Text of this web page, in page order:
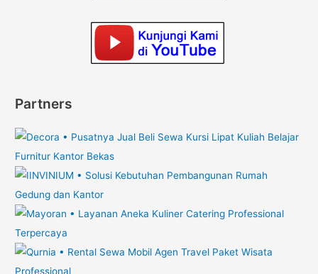
Partners